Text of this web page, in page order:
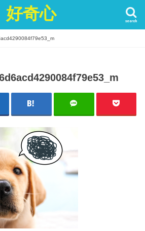
好奇心 search